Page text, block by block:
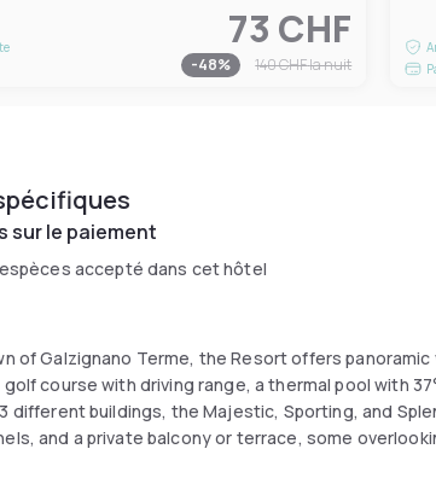
73 CHF
-48% 140 CHFla nuit
sur le paiement
accepté dans cet hôtel
of Galzignano Terme, the Resort offers panoramic
course with driving range, a thermal pool with
different buildings, the Majestic, Sporting, and
and a private balcony or terrace, some